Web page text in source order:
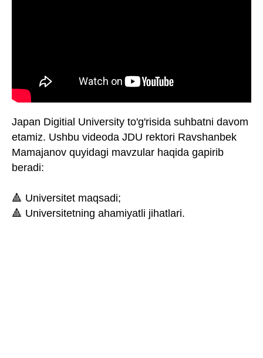
Japan Digitial University to'g'risida suhbatni davom
etamiz. Ushbu videoda JDU rektori Ravshanbek
Mamajanov quyidagi mavzular haqida gapirib
beradi:
🔺 Universitet maqsadi;
🔺 Universitetning ahamiyatli jihatlari.